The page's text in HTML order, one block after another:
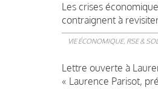
Les crises
contraignent à
VIE ÉCONOMIQUE, RSE &
Lettre ouverte à
« Laurence Parisot,